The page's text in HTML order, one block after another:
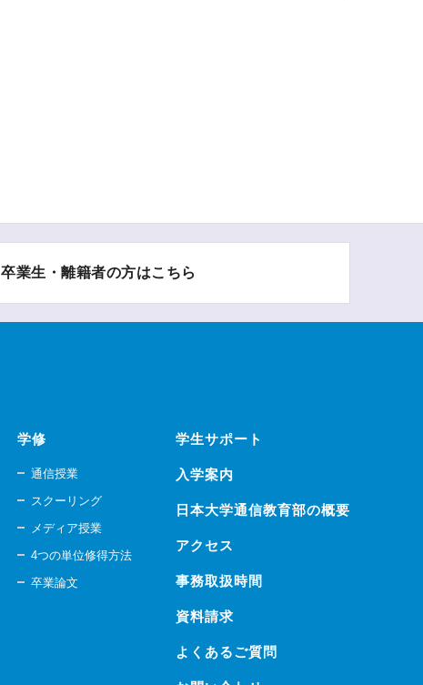
卒業生・離籍者の方はこちら
学修
通信授業
スクーリング
メディア授業
4つの単位修得方法
卒業論文
学生サポート
入学案内
日本大学通信教育部の概要
アクセス
事務取扱時間
資料請求
よくあるご質問